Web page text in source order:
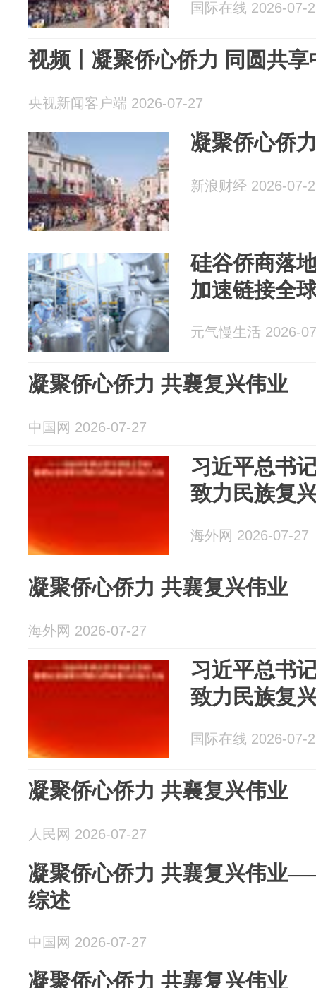
国际在线 2026-07-
视频丨凝聚侨心侨力 同圆共享
央视新闻客户端 2026-07-27
凝聚侨心侨
新浪财经 2026-07-
硅谷侨商落
加速链接全
元气慢生活 2026-
凝聚侨心侨力 共襄复兴伟业
中国网 2026-07-27
习近平总书
致力民族复
海外网 2026-07-27
凝聚侨心侨力 共襄复兴伟业
海外网 2026-07-27
习近平总书
致力民族复
国际在线 2026-07-
凝聚侨心侨力 共襄复兴伟业
人民网 2026-07-27
凝聚侨心侨力 共襄复兴伟业
综述
中国网 2026-07-27
凝聚侨心侨力 共襄复兴伟业